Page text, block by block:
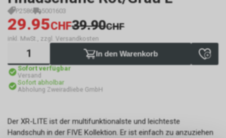
P2586 5001603
29.95CHF39.90CHF
inkl. MwSt., zzgl. Versandkosten
In den Warenkorb
Sofort verfügbar
Versand
Sofort abholbar
Abholung Zweiradliebe GmbH
Der XR-LITE ist der multifunktionalste und leichteste
Handschuh in der FIVE Kollektion. Er ist einfach zu anzuziehen